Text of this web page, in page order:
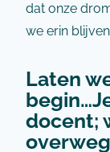
dat onze
we erin
Laten
docent;